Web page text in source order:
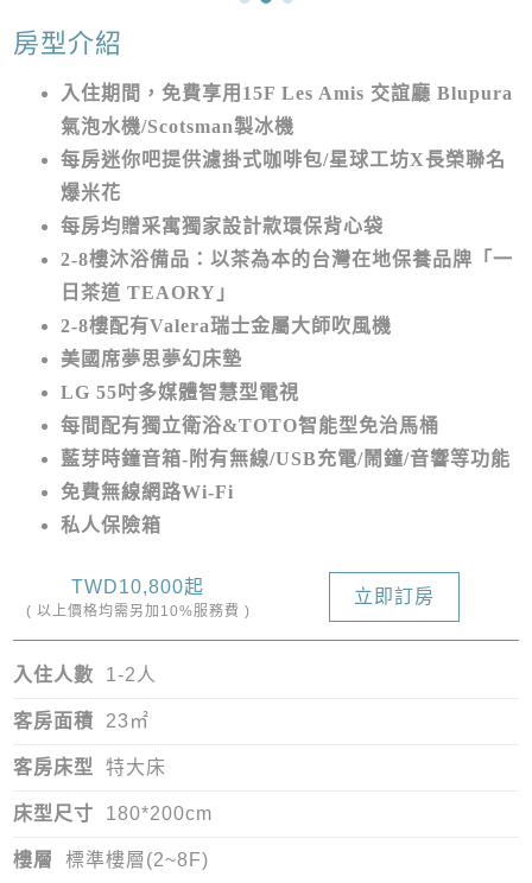
房型介紹
入住期間，免費享用15F Les Amis 交誼廳 Blupura
氣泡水機/Scotsman製冰機
每房迷你吧提供濾掛式咖啡包/星球工坊X長榮聯名
爆米花
每房均贈采寓獨家設計款環保背心袋
2-8樓沐浴備品：以茶為本的台灣在地保養品牌「一
日茶道 TEAORY」
2-8樓配有Valera瑞士金屬大師吹風機
美國席夢思夢幻床墊
LG 55吋多媒體智慧型電視
每間配有獨立衛浴&TOTO智能型免治馬桶
藍芽時鐘音箱-附有無線/USB充電/鬧鐘/音響等功能
免費無線網路Wi-Fi
私人保險箱
TWD10,800起
( 以上價格均需另加10%服務費 )
立即訂房
入住人數 1-2人
客房面積 23㎡
客房床型 特大床
床型尺寸 180*200cm
樓層 標準樓層(2~8F)